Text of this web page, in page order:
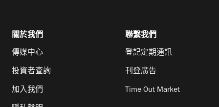
關於我們
傳媒中心
投資者查詢
加入我們
聯繫我們
登記定期通訊
刊登廣告
Time Out Market